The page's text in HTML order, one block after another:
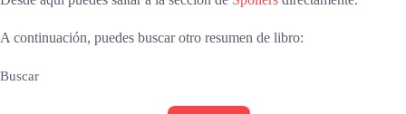
A continuación, puedes buscar otro resumen de libro:
Buscar